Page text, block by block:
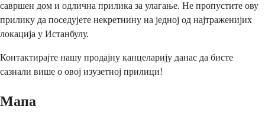
савршен дом и одлична прилика за улагање. Не пропустите ову
прилику да поседујете некретнину на једној од најтраженијих
локација у Истанбулу.
Контактирајте нашу продајну канцеларију данас да бисте
сазнали више о овој изузетној прилици!
Мапа